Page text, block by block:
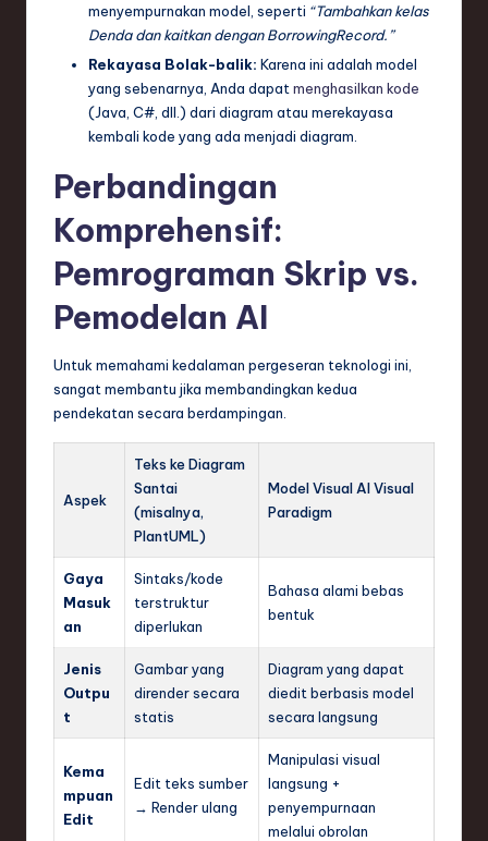
menyempurnakan model, seperti “Tambahkan kelas
Denda dan kaitkan dengan BorrowingRecord.”
Rekayasa Bolak-balik: Karena ini adalah model
yang sebenarnya, Anda dapat menghasilkan kode
(Java, C#, dll.) dari diagram atau merekayasa
kembali kode yang ada menjadi diagram.
Perbandingan
Komprehensif:
Pemrograman Skrip vs.
Pemodelan AI
Untuk memahami kedalaman pergeseran teknologi ini,
sangat membantu jika membandingkan kedua
pendekatan secara berdampingan.
Aspek
Teks ke Diagram
Santai
(misalnya,
PlantUML)
Model Visual AI Visual
Paradigm
Gaya
Masuk
an
Sintaks/kode
terstruktur
diperlukan
Bahasa alami bebas
bentuk
Jenis
Outpu
t
Gambar yang
dirender secara
statis
Diagram yang dapat
diedit berbasis model
secara langsung
Kema
mpuan
Edit
Edit teks sumber
→ Render ulang
Manipulasi visual
langsung +
penyempurnaan
melalui obrolan